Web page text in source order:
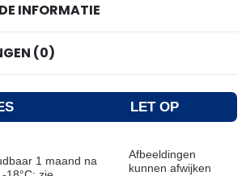
INFORMATIE
(0)
LET OP
1 maand na
Afbeeldingen
kunnen afwijken